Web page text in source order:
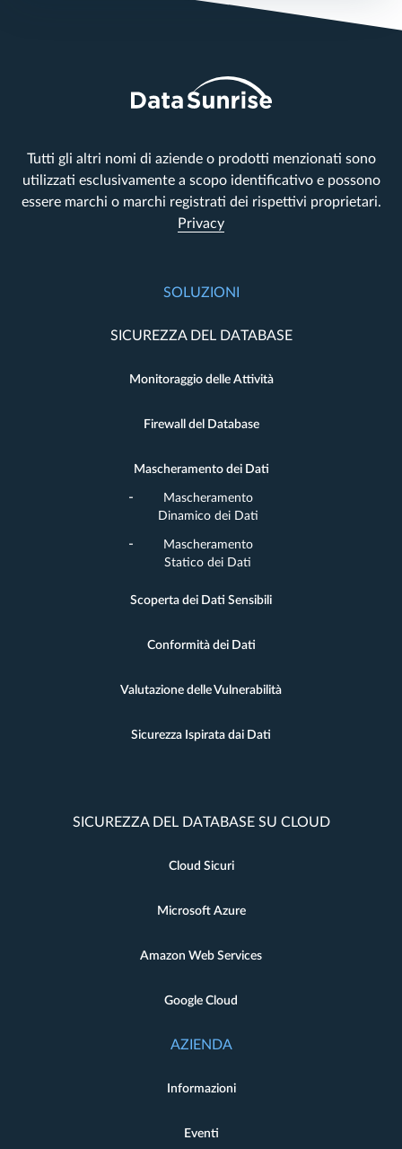
Tutti gli altri nomi di aziende o prodotti menzionati sono
utilizzati esclusivamente a scopo identificativo e possono
essere marchi o marchi registrati dei rispettivi proprietari.
Privacy
SOLUZIONI
SICUREZZA DEL DATABASE
Monitoraggio delle Attività
Firewall del Database
Mascheramento dei Dati
Mascheramento
Dinamico dei Dati
Mascheramento
Statico dei Dati
Scoperta dei Dati Sensibili
Conformità dei Dati
Valutazione delle Vulnerabilità
Sicurezza Ispirata dai Dati
SICUREZZA DEL DATABASE SU CLOUD
Cloud Sicuri
Microsoft Azure
Amazon Web Services
Google Cloud
AZIENDA
Informazioni
Eventi